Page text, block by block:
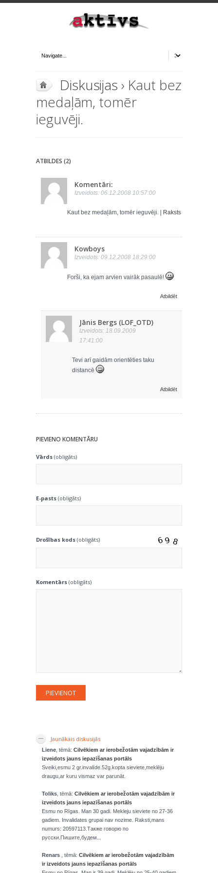
Diskusijas › Kaut bez
medaļām, tomēr
ieguvēji.
ATBILDES (2)
Komentāri:
Izveidots: 06.12.2008 10:57:00
Kaut bez medaļām, tomēr ieguvēji. | Raksts
Kowboys
Izveidots: 09.12.2008 18:29:00
Forši, ka ejam arvien vairāk pasaulē!
Atbildēt
Jānis Bergs (LOF_OTD)
Izveidots: 18.09.2009
17:41:00
Tevi arī gaidām orientēties taku
distancē
Atbildēt
PIEVIENO KOMENTĀRU
Vārds (obligāts)
E-pasts (obligāts)
Drošības kods (obligāts)
Komentārs (obligāts)
Jaunākais diskusijās
Liene , tēmā: Cilvēkiem ar ierobežotām vajadzībām ir
izveidots jauns iepazīšanas portāls
Sveiki,esmu 2 gr.invalíde.52g.kopta sieviete,meklēju
draugu,ar kuru vismaz var parunāt.
Toliks , tēmā: Cilvēkiem ar ierobežotām vajadzībām ir
izveidots jauns iepazīšanas portāls
Esmu no Rīgas. Man 30 gadi. Mekleju sieviete no 27-36
gadiem. Invalidates grupai nav nozime. Raksti,mans
numurs: 20597113.Также говорю по
русски.Пишите,будем...
Renars , tēmā: Cilvēkiem ar ierobežotām vajadzībām
ir izveidots jauns iepazīšanas portāls